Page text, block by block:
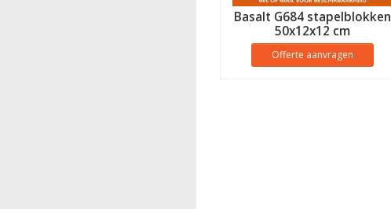
Basalt G684 stapelblokken
50x12x12 cm
Offerte aanvragen